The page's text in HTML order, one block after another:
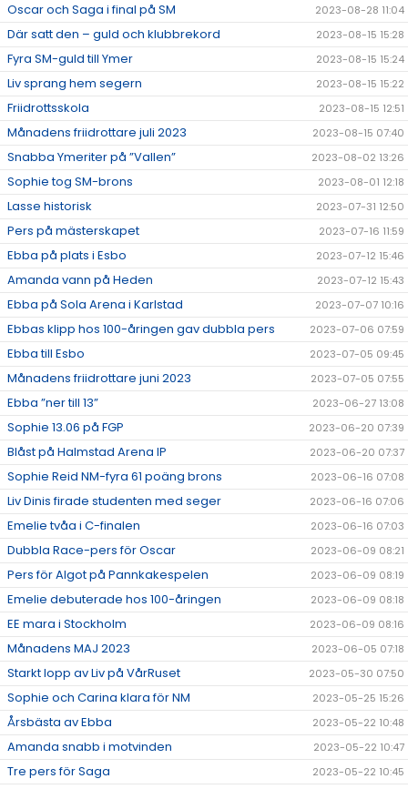
Oscar och Saga i final på SM 2023-08-28 11:04
Där satt den – guld och klubbrekord 2023-08-15 15:28
Fyra SM-guld till Ymer 2023-08-15 15:24
Liv sprang hem segern 2023-08-15 15:22
Friidrottsskola 2023-08-15 12:51
Månadens friidrottare juli 2023 2023-08-15 07:40
Snabba Ymeriter på ”Vallen” 2023-08-02 13:26
Sophie tog SM-brons 2023-08-01 12:18
Lasse historisk 2023-07-31 12:50
Pers på mästerskapet 2023-07-16 11:59
Ebba på plats i Esbo 2023-07-12 15:46
Amanda vann på Heden 2023-07-12 15:43
Ebba på Sola Arena i Karlstad 2023-07-07 10:16
Ebbas klipp hos 100-åringen gav dubbla pers 2023-07-06 07:59
Ebba till Esbo 2023-07-05 09:45
Månadens friidrottare juni 2023 2023-07-05 07:55
Ebba ”ner till 13” 2023-06-27 13:08
Sophie 13.06 på FGP 2023-06-20 07:39
Blåst på Halmstad Arena IP 2023-06-20 07:37
Sophie Reid NM-fyra 61 poäng brons 2023-06-16 07:08
Liv Dinis firade studenten med seger 2023-06-16 07:06
Emelie tvåa i C-finalen 2023-06-16 07:03
Dubbla Race-pers för Oscar 2023-06-09 08:21
Pers för Algot på Pannkakespelen 2023-06-09 08:19
Emelie debuterade hos 100-åringen 2023-06-09 08:18
EE mara i Stockholm 2023-06-09 08:16
Månadens MAJ 2023 2023-06-05 07:18
Starkt lopp av Liv på VårRuset 2023-05-30 07:50
Sophie och Carina klara för NM 2023-05-25 15:26
Årsbästa av Ebba 2023-05-22 10:48
Amanda snabb i motvinden 2023-05-22 10:47
Tre pers för Saga 2023-05-22 10:45